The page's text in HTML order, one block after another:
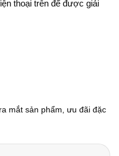
thoại trên để được giải
mắt sản phẩm, ưu đãi đặc